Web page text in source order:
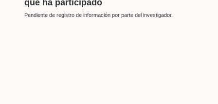
que ha participado
Pendiente de registro de información por parte del investigador.